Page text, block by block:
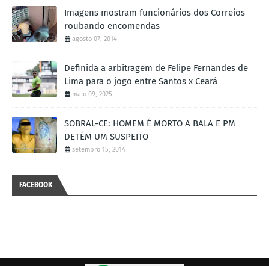
Imagens mostram funcionários dos Correios
roubando encomendas
agosto 07, 2014
Definida a arbitragem de Felipe Fernandes de
Lima para o jogo entre Santos x Ceará
maio 09, 2025
SOBRAL-CE: HOMEM É MORTO A BALA E PM
DETÉM UM SUSPEITO
setembro 15, 2014
FACEBOOK